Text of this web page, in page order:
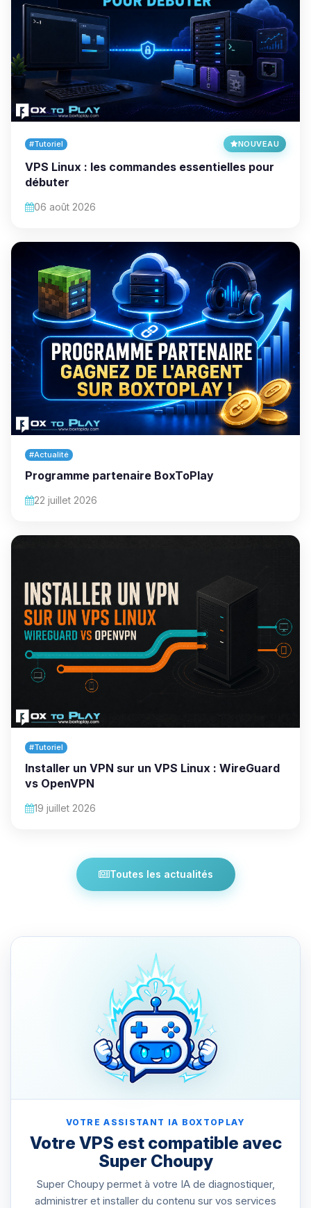
#Tutoriel NOUVEAU
VPS Linux : les commandes essentielles pour
débuter
06 août 2026
#Actualité
Programme partenaire BoxToPlay
22 juillet 2026
#Tutoriel
Installer un VPN sur un VPS Linux : WireGuard
vs OpenVPN
19 juillet 2026
Toutes les actualités
VOTRE ASSISTANT IA BOXTOPLAY
Votre VPS est compatible avec
Super Choupy
Super Choupy permet à votre IA de diagnostiquer,
administrer et installer du contenu sur vos services